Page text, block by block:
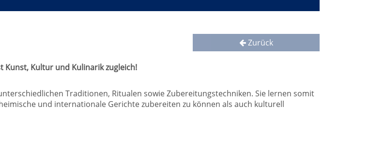
Zurück
Kunst, Kultur und Kulinarik zugleich!
Traditionen, Ritualen sowie Zubereitungstechniken. Sie lernen somit
und internationale Gerichte zubereiten zu können als auch kulturell